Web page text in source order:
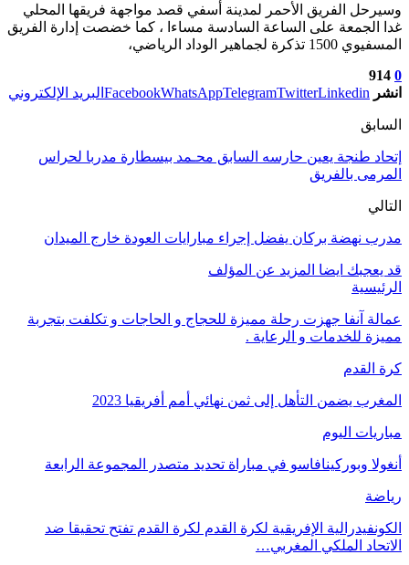
وسيرحل الفريق الأحمر لمدينة أسفي قصد مواجهة فريقها المحلي
غدا الجمعة على الساعة السادسة مساءا ، كما خضصت إدارة الفريق
المسفيوي 1500 تذكرة لجماهير الوداد الرياضي،
0
914
انشر
FacebookWhatsAppTelegramTwitterLinkedin البريد الإلكتروني
السابق
إتحاد طنجة يعين حارسه السابق محـمد بيسطارة مدربا لحراس
المرمى بالفريق
التالي
مدرب نهضة بركان يفضل إجراء مبارايات العودة خارج الميدان
قد يعجبك ايضا المزيد عن المؤلف
الرئيسية
عمالة آنفا جهزت رحلة مميزة للحجاج و الحاجات و تكلفت بتجربة
مميزة للخدمات و الرعاية .
كرة القدم
المغرب يضمن التأهل إلى ثمن نهائي أمم أفريقيا 2023
مباريات اليوم
أنغولا وبوركينافاسو في مباراة تحديد متصدر المجموعة الرابعة
رياضة
الكونفيدرالية الإفريقية لكرة القدم لكرة القدم تفتح تحقيقا ضد
الاتحاد الملكي المغربي…